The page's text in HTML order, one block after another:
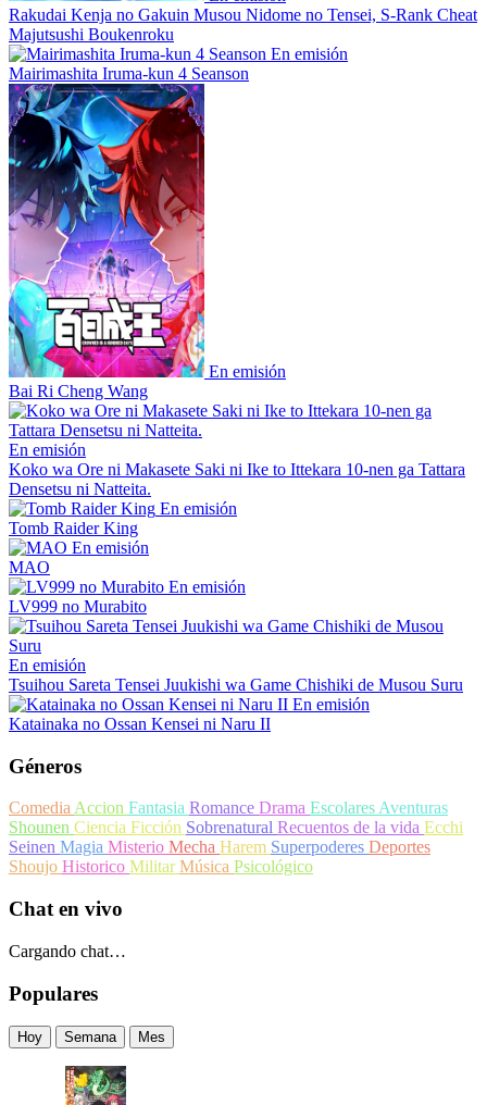
Rakudai Kenja no Gakuin Musou Nidome no Tensei, S-Rank Cheat
Majutsushi Boukenroku
En emisión
Mairimashita Iruma-kun 4 Seanson
En emisión
Bai Ri Cheng Wang
En emisión
Koko wa Ore ni Makasete Saki ni Ike to Ittekara 10-nen ga Tattara
Densetsu ni Natteita.
En emisión
Tomb Raider King
En emisión
MAO
En emisión
LV999 no Murabito
En emisión
Tsuihou Sareta Tensei Juukishi wa Game Chishiki de Musou Suru
En emisión
Katainaka no Ossan Kensei ni Naru II
Géneros
ComediaAccion Fantasia Romance Drama EscolaresAventuras
Shounen Ciencia Ficción Sobrenatural Recuentos de la vida Ecchi
Seinen Magia Misterio Mecha Harem Superpoderes Deportes
Shoujo Historico MilitarMúsica Psicológico
Chat en vivo
Cargando chat…
Populares
Hoy Semana Mes